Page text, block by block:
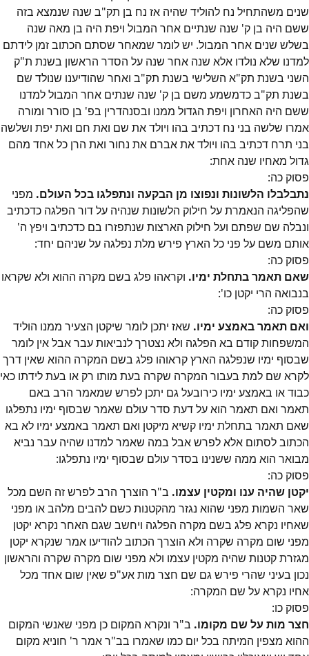
שנים משהתחיל נח להוליד שהיה אז נח בן תק"ב שנה שנמצא בזה
ששם היה בן ק' שנה שנתיים אחר המבול ויפת היה בן מאה שנה
בשלש שנים אחר המבול. יש לומר שמאחר שסתם הכתוב זמן לידתם
למדנו שלא נולדו אלא שנה אחר שנה על הסדר הראשון בשנת ת"ק
השני בשנת תק"א השלישי בשנת תק"ב ואחר שהודיענו שנולד שם
בשנת תק"ב כדמשמע משם בן ק' שנה שנתים אחר המבול למדנו
ששם היה האחרון ויפת הגדול ממנו ובסנהדרין בפ' בן סורר ומורה
אמרו שלשה בני נח דכתיב בהו ויולד את שם ואת חם ואת יפת ושלשה
בני תרח דכתיב בהו ויולד את אברם את נחור ואת הרן כל אחד מהם
גדול מאחיו שנה אחת:
פסוק כה:
נתבלבלו הלשונות ונפוצו מן הבקעה ונתפלגו בכל העולם. מפני
שהפליגה הנאמרת על חילוק הלשונות שנהיה על דור הפלגה כדכתיב
ונבלה שם שפתם ועל חילוק הארצות שנתפזרו בם כדכתיב ויפץ ה'
אותם משם על פני כל הארץ פירש מלת נפלגה על שניהם יחד:
פסוק כה:
שאם תאמר בתחלת ימיו. וקראהו פלג בשם מקרה ההוא ולא שקראו
בנבואה הרי יקטן כו':
פסוק כה:
ואם תאמר באמצע ימיו. שאז יתכן לומר שיקטן הצעיר ממנו הוליד
המשפחות קודם בא הפלגה ולא נצטרך לנביאות עבר אבל אין לומר
שבסוף ימיו שנפלגה הארץ קראוהו פלג בשם המקרה ההוא שאין דרך
לקרא שם למת בעבור המקרה שקרה בעת מותו רק או בעת לידתו כאי
כבוד או באמצע ימיו כירובעל גם יתכן לפרש שמאמר הרב באם
תאמר ואם תאמר הוא על דעת סדר עולם שאמר שבסוף ימיו נתפלגו
שאם תאמר בתחלת ימיו קשיא מיקטן ואם תאמר באמצע ימיו לא בא
הכתוב לסתום אלא לפרש אבל במה שאמר למדנו שהיה עבר נביא
מבואר הוא ממה ששנינו בסדר עולם שבסוף ימיו נתפלגו:
פסוק כה:
יקטן שהיה ענו ומקטין עצמו. ב"ר הוצרך הרב לפרש זה השם מכל
שאר השמות מפני שהוא נגזר מהקטנות כשם להבים מלהב או מפני
שאחיו נקרא פלג בשם מקרה הפלגה ויחשב שגם האחר נקרא יקטן
מפני שום מקרה שקרה ולא הוצרך הכתוב להודיעו אמר שנקרא יקטן
מגזרת קטנות שהיה מקטין עצמו ולא מפני שום מקרה שקרה והראשון
נכון בעיני שהרי פירש גם שם חצר מות אע"פ שאין שום אחד מכל
אחיו נקרא על שם המקרה:
פסוק כו:
חצר מות על שם מקומו. ב"ר ונקרא המקום כן מפני שאנשי המקום
ההוא מצפין המיתה בכל יום כמו שאמרו בב"ר אמר ר' חוניא מקום